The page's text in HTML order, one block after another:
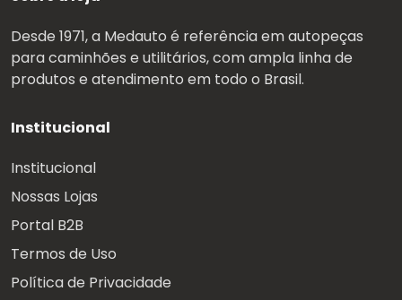
Desde 1971, a Medauto é referência em autopeças
para caminhões e utilitários, com ampla linha de
produtos e atendimento em todo o Brasil.
Institucional
Institucional
Nossas Lojas
Portal B2B
Termos de Uso
Política de Privacidade